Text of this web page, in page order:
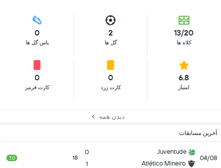
13/20
کلاه ها
2
گل ها
0
پاس گل ها
6.8
امتیاز
0
کارت زرد
0
کارت قرمز
دیدن همه
آخرین مسابقات
04/08
Juventude
Atlético Mineiro
0
1
18
7.0